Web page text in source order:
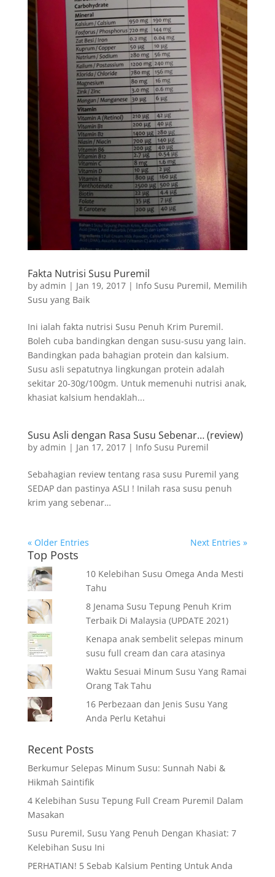
Fakta Nutrisi Susu Puremil
by admin | Jan 19, 2017| Info Susu Puremil, Memilih
Susu yang Baik
Ini ialah fakta nutrisi Susu Penuh Krim Puremil.
Boleh cuba bandingkan dengan susu-susu yang lain.
Bandingkan pada bahagian protein dan kalsium.
Susu asli sepatutnya lingkungan protein adalah
sekitar 20-30g/100gm. Untuk memenuhi nutrisi anak,
khasiat kalsium hendaklah...
Susu Asli dengan Rasa Susu Sebenar… (review)
by admin | Jan 17, 2017| Info Susu Puremil
Sebahagian review tentang rasa susu Puremil yang
SEDAP dan pastinya ASLI ! Inilah rasa susu penuh
krim yang sebenar…
« Older Entries Next Entries »
Top Posts
10 Kelebihan Susu Omega Anda Mesti
Tahu
8 Jenama Susu Tepung Penuh Krim
Terbaik Di Malaysia (UPDATE 2021)
Kenapa anak sembelit selepas minum
susu full cream dan cara atasinya
Waktu Sesuai Minum Susu Yang Ramai
Orang Tak Tahu
16 Perbezaan dan Jenis Susu Yang
Anda Perlu Ketahui
Recent Posts
Berkumur Selepas Minum Susu: Sunnah Nabi &
Hikmah Saintifik
4 Kelebihan Susu Tepung Full Cream Puremil Dalam
Masakan
Susu Puremil, Susu Yang Penuh Dengan Khasiat: 7
Kelebihan Susu Ini
PERHATIAN! 5 Sebab Kalsium Penting Untuk Anda